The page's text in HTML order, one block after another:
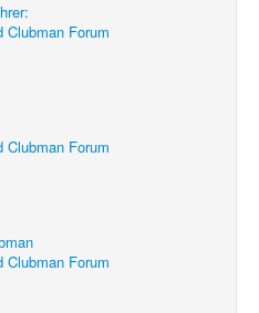
Clubman Forum
Clubman Forum
Clubman Forum